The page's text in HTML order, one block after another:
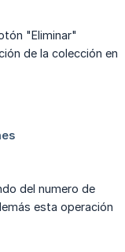
"Eliminar"
de la colección en
del numero de
esta operación